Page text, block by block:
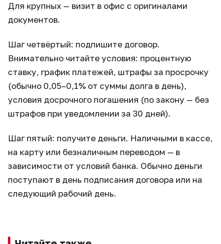
Для крупных — визит в офис с оригиналами
документов.
Шаг четвёртый: подпишите договор.
Внимательно читайте условия: процентную
ставку, график платежей, штрафы за просрочку
(обычно 0,05–0,1% от суммы долга в день),
условия досрочного погашения (по закону — без
штрафов при уведомлении за 30 дней).
Шаг пятый: получите деньги. Наличными в кассе,
на карту или безналичным переводом — в
зависимости от условий банка. Обычно деньги
поступают в день подписания договора или на
следующий рабочий день.